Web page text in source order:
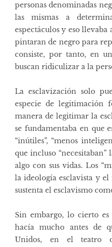
personas denominadas
las mismas a
espectáculos y eso llevaba
pintaran de negro para
consiste, por tanto, en
buscan ridiculizar a la
La esclavización solo
especie de legitimación
manera de legitimar la
se fundamentaba en que
“inútiles”, “menos
que incluso
algo con sus vidas. Los
la ideología esclavista y el
sustenta el esclavismo
Sin embargo, lo cierto es
hacía mucho antes de
Unidos, en el teatro